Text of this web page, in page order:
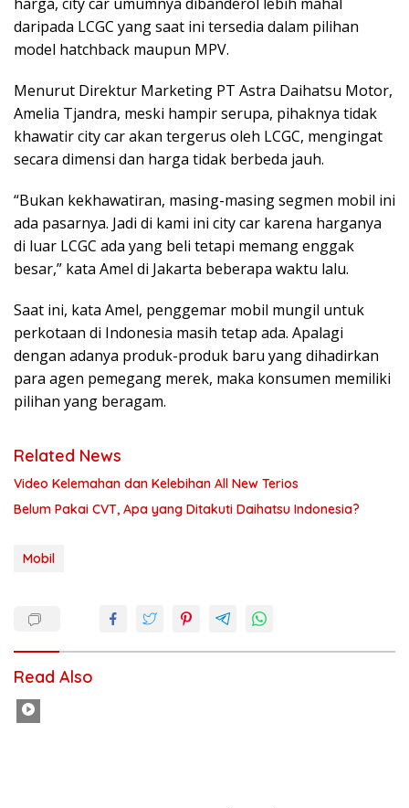
daripada LCGC yang saat ini tersedia dalam pilihan
model hatchback maupun MPV.
Menurut Direktur Marketing PT Astra Daihatsu Motor,
Amelia Tjandra, meski hampir serupa, pihaknya tidak
khawatir city car akan tergerus oleh LCGC, mengingat
secara dimensi dan harga tidak berbeda jauh.
“Bukan kekhawatiran, masing-masing segmen mobil ini
ada pasarnya. Jadi di kami ini city car karena harganya
di luar LCGC ada yang beli tetapi memang enggak
besar,” kata Amel di Jakarta beberapa waktu lalu.
Saat ini, kata Amel, penggemar mobil mungil untuk
perkotaan di Indonesia masih tetap ada. Apalagi
dengan adanya produk-produk baru yang dihadirkan
para agen pemegang merek, maka konsumen memiliki
pilihan yang beragam.
Related News
Video Kelemahan dan Kelebihan All New Terios
Belum Pakai CVT, Apa yang Ditakuti Daihatsu Indonesia?
Mobil
Read Also